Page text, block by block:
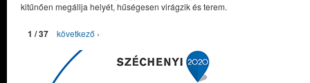
kitűnően megállja helyét, hűségesen virágzik és terem.
1 / 37 következő ›